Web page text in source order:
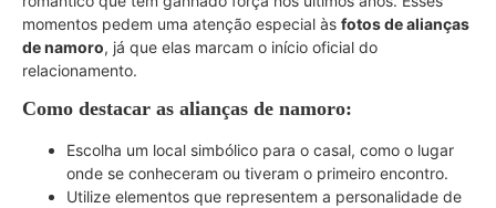
momentos pedem uma atenção especial às fotos de alianças
de namoro, já que elas marcam o início oficial do
relacionamento.
Como destacar as alianças de namoro:
Escolha um local simbólico para o casal, como o lugar
onde se conheceram ou tiveram o primeiro encontro.
Utilize elementos que representem a personalidade de